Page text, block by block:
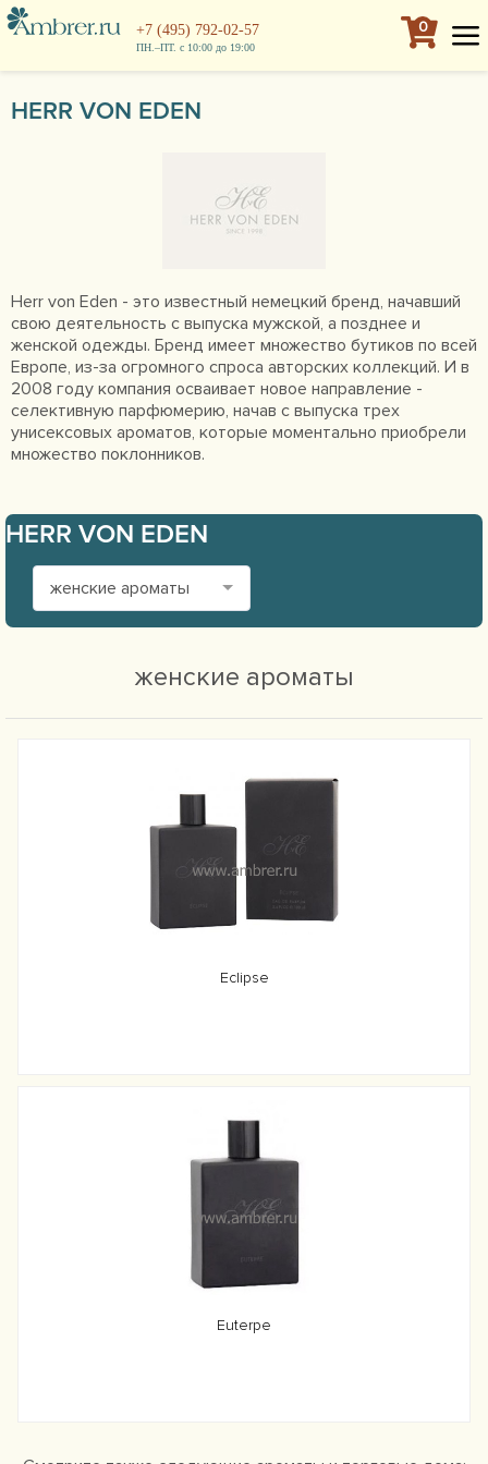
+7 (495) 792-02-57
ПН.–ПТ. с 10:00 до 19:00
0
HERR VON EDEN
Herr von Eden - это известный немецкий бренд, начавший
свою деятельность с выпуска мужской, а позднее и
женской одежды. Бренд имеет множество бутиков по всей
Европе, из-за огромного спроса авторских коллекций. И в
2008 году компания осваивает новое направление -
селективную парфюмерию, начав с выпуска трех
унисексовых ароматов, которые моментально приобрели
множество поклонников.
HERR VON EDEN
женские ароматы
женские ароматы
Eclipse
Euterpe